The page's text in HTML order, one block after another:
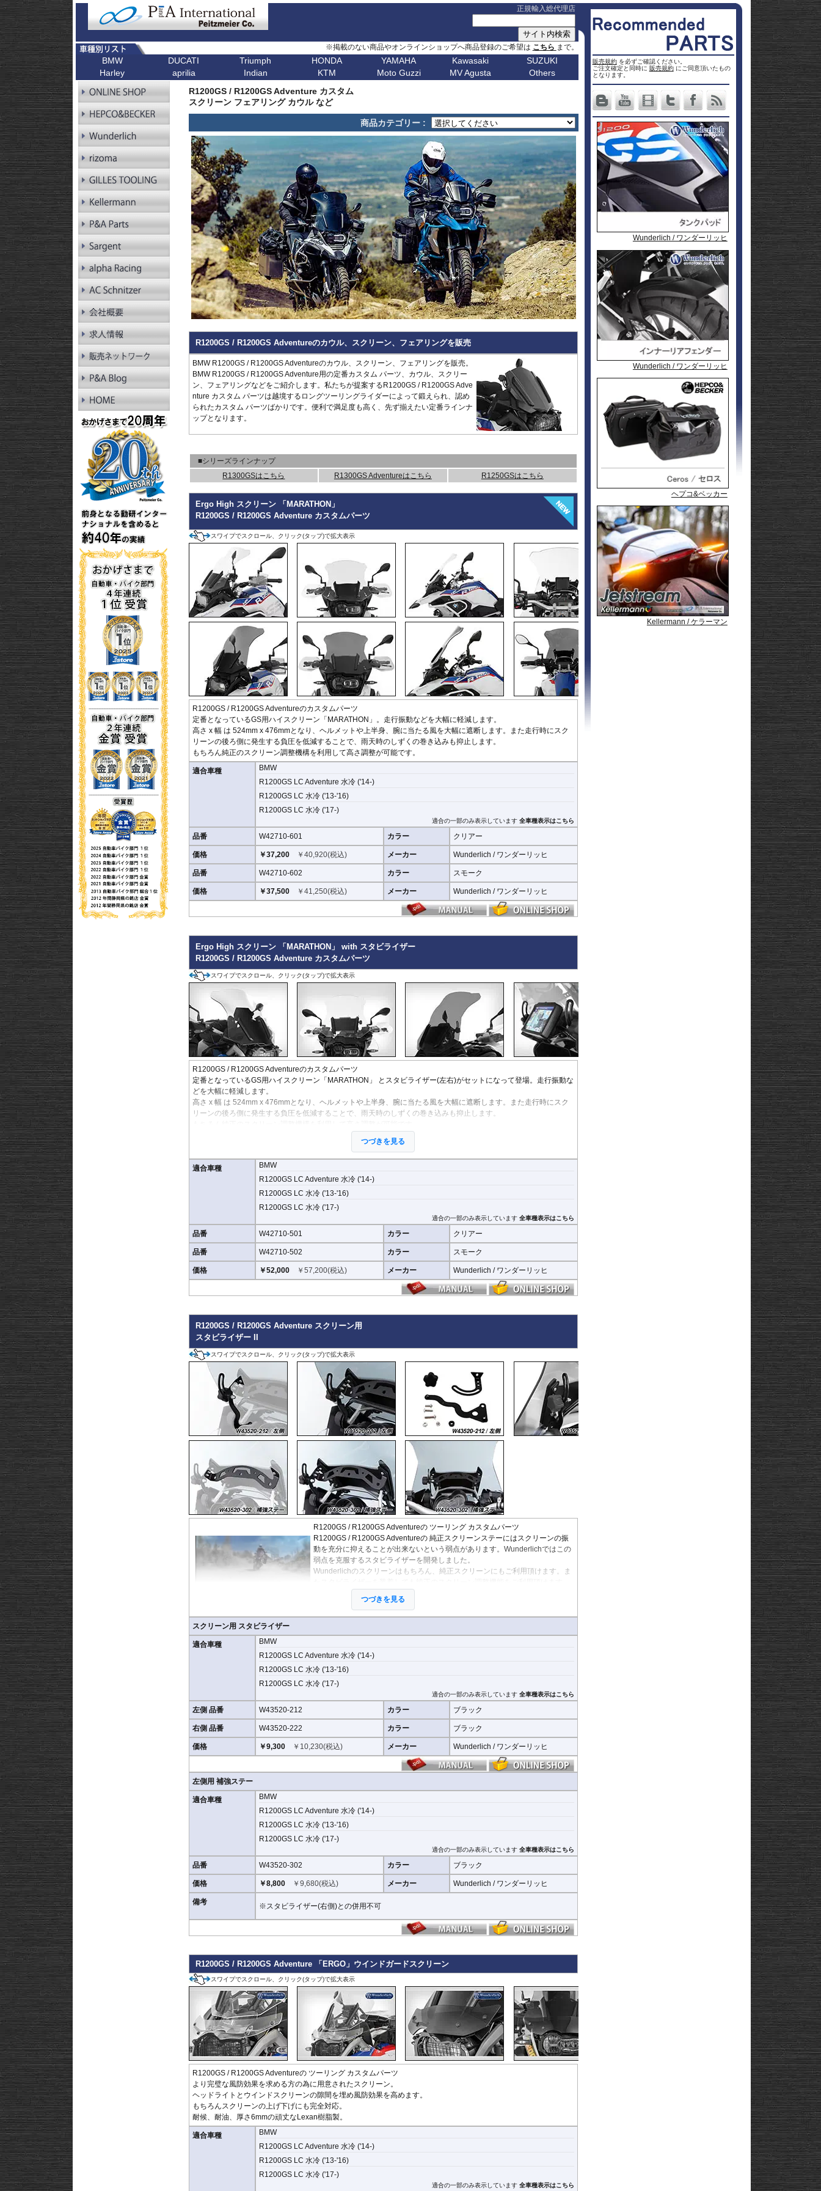
正規輸入総代理店
※掲載のない商品やオンラインショップへ商品登録のご希望は こちら まで。
BMW
R シリーズ
R1300GS
Adventure
R1250GS
Adventure
R18
R18 Classic
R18
R12 nineT
R12S
RnineT Urban G/S
RnineT Scrambler
RnineT Racer
RnineT Pure
R1200GS LC
R1200GS
R1300RT
R1200RT LC
R1300R
R1200R LC
R1300RS
R1250RS
R1200RS LC
F シリーズ
F900GS
F800GS 24-
F800GS -18
F700GS
K シリーズ
K1600GT/GTL
K1600B
K1300S
K1200S
K1300GT
K1200GT
K1200LT
G シリーズ
G310GS
G310R
S シリーズ
S1000R 21-
S1000R -20
S1000XR 20-
S1000XR -19
M1000RR 23-
M1000RR 21-22
M1000R
M1000XR
C シリーズ
C400GT
C400X
CE 04
CE 02
その他
R1150R/Rockster
R1150GS/Adventure
HP2 Megamoto
HP2 Sport
R80 / 100GS
R2V Boxer / OHV
Classic
DUCATI
ピックアップ
Scrambler 1100
Multistrada V4
車種名
デザートX
モンスター V2
モンスター937
モンスター
ムルティストラーダ V4
パニガーレ
DesertX
Diavel
X Diavel
Hypermotard V2
Hypermotard 1100
Hypermotard 950
Hypermotard 939
Hypermotard 821
Hypermotard 796
Hypermotard 698 Mono
Hyperstrada 821
Monster
Monster V2
Monster 696
Monster 796
Monster 821
Monster 890
Monster 937
Monster 1100 Evo
Monster 1100 S
Monster 1200
Multistrada 1260/S
Multistrada V4
Scrambler Sixty2
StreetFighter
SuperSport 950
Triumph
ピックアップ
Bonneville T120
Tiger 900
Scrambler 900
StreetTriple
Scrambler 400X
Scrambler 400XC
Speed 400
Tracker 400
車種名
ボンネビルスピードマスター
スピード400
スピードトリプル 1200
スピードトリプル 1050
スピードツイン900
スピードツイン1200
ストリートトリプル
ストリートツイン
スクランブラー 400X
スクランブラー 400XC
スクランブラー 900
スクランブラー 1200
トライデント660
トライデント800
トラッカー400
デイトナ660
Bonneville America
Bonneville Bobber
Bonneville Speedmaster
Bonneville T100
Bonneville T120
Bonneville
Daytona 660
Daytona 675
ROCKET 3
Scrambler 400X
Scrambler 400XC
Speed Triple 1200
Speed Twin 900
Thruxton 1200/R
Tiger 1200 GT
Tiger 1200 Rally
Tiger 1200 XR/XC
Tiger 1200 Explorer
Tiger Sport 660
Tracker 400
Trident 660
Trident 800
その他
HONDA
ピックアップ
NX400 / NX500
400X / CB500X
CB1000R
CB250R
CB1000 Hornet
CB750 Hornet
REBEL 1100
NT1100
CL500
CL250
XL750 Transalp
車種名
レブル 250
レブル 500
レブル 1100
グロム
ファイヤーブレード
XL750 トランザルプ
NX400 / NX500
400X / CB500X
AfricaTwin 1000
AfricaTwin 1100
CB125F
CB400F/CB500F
CB650F
CB1000F
CB125R
CB250R/CB300R
CB650R
CB1000R
CB500 Hornet
CB750 Hornet
CB1000 Hornet
CB1000GT
CB1100
CB1100 EX
CB1100 RS
CB1300
CBF1000
CBR400R/CBR500R
CRF250 RALLY
CRF1000L AfricaTwin
CRF1100L AfricaTwin
Crossrunner
Crosstourer
CTX700N
Dax125
FORZA 750
GB350S
GROM MSX125
Monkey125
NC700S
NC750S
NC750X 21-
NC750X -20
NT1100
NX400 / NX500
PCX 125
REBEL 500
VFR1200X Crosstourer
X-ADV 21-
X-ADV -20
XL750 Transalp
その他
YAMAHA
ピックアップ
XSR900GP
Tracer 9/GT
MT-07 25-
Tenere700
XSR700
YZF-R1 15-
YZF-R7
MT-03 / MT-25
XSR125
T-MAX560/TECH MAX
車種名
スーパーテネレ
BOLT
FJR1300
FZ1/Fazer
FZ6/Fazer
FZ8/Fazer
MT-01
MT-125
MT-03 / MT-25
MT-07 25-
MT-07 21-24
MT-07 -20
MT-09 24-
MT-09 21-23
MT-09 -20
MT-09 Tracer
MT-10
NIKEN/GT
R1 15-
R1 -14
R15
R7
SCR950
SR400
Tenere700
T-MAX560/TECH MAX
Tracer 900
XMAX
XSR900GP
XT700Z Tenere700
XT1200Z SuperTenere
YZF-R1 -14
YZF-R125
YZF-R15
YZF-R3 / YZF-R25
YZF-R6
YZF-R7
その他
Kawasaki
ピックアップ
ニンジャ 1100
ニンジャ 500
W800 / W650
W230 / Meguro S1
Eliminator
車種名
ニンジャ 400
ニンジャ 500
ニンジャ 636
ニンジャ 650
ニンジャ 7 ハイブ
リッド
ニンジャ 1000
ニンジャ 1100
ニンジャ H2 SX
ヴェルシス X 250
ヴェルシス 650
ヴェルシス 1000
ヴェルシス 1100
バルカンS
1400GTR
Eliminator
ER6n
ER6f
KLE500
KLR650
Ninja 125
Ninja 250
Ninja 400
Ninja 500
Ninja 636
Ninja 650
Ninja 7 Hybrid
Ninja 1000
Ninja H2 SX
Versys 650
Versys 1100
W800 / W650
Z650/S
Z650RS
Z7 Hybrid
Z750
Z800
Z900RS / cafe
Z1100
ZX-6R
ZZR1400
SUZUKI
ピックア
650
V-Strom
800/DE
V-Strom
250
SV650/X
/ カタナ
GSX-
S1000GT
GSX-
S1000GX
GSX-
S1000/F
GSX-
S125
GSX-8R
GSX-8S
GSX-
8T/TT
車種名
ーム 800
Vストロ
ーム
1000
Vストロ
ーム
1050 23-
Vストロ
ーム
1050 -22
カタナ
隼 21-
隼 -20
Bandit
B-King
DL650 V-
Strom
DL1000
V-Strom
DR-Z4S
DR-Z4SM
Gladius
GSF1250
Bandit
GSF1200
Bandit
GSX1250
GSX1300
Hayabusa
21-
GSX1300
Hayabusa
-20
GSX1300BK
B-King
GSX-
R600
GSX-
S125
GSX-
S750
GSX-8R
GSX-8S
GSX-8T
GSX-8TT
S1000/F
GSX-
-20
KATANA
SFV650
Gladius
SV650/X
SV-7GX
Strom250
V-
Strom800DE
V-
Strom1000
ABS 14-
V-
Strom1050/DE
23-
V-
Strom1050/XT
-22
GN125
Harley
ピックアップ
Pan America
Kellermann ウインカー
車種名
Breakout
Dyna
Fat Bob 18-
Fat Bob -17
FXDR 114
FXDWG Dyna WideGlide
FLSTF Fat Boy
FLSTSB Cross Bones
FXSTC Softail Custom
Pan America
Softail
Softail Slim
Sportster
Street Bob
V-ROD
VRSCDX
VRSCDXA
VRSCD
VRSCX
VRSCAW
VRSCA
VRSCB
XL883
XL1200C
XL1200L
XL1200N
XL1200R
XL1200X Forty-Eight
aprilia
ピックアップ
Mana
RS457
RS660
Shiver
SR GT
Tuareg 660
Tuono 457
Tuono 660
Tuono
Indian
ピックアップ
FTR1200
SCOUT
KTM
ピックアップ
390 Adventure
790 Adventure
890 Adventure
990 Adventure
1050 Adventure
1090 Adventure
1190 Adventure
1290SuperAdv 21-
1290SuperAdv -20
1390SuperAdventure
125 Duke
250 Duke
390 Duke
690 Duke
790 Duke
890 Duke/R
990 Duke
SuperDuke
1290 SuperDuke
1390 SuperDuke
125 Enduro R
390 Enduro R
690 Enduro R
125 SMC R
390 SMC R
690 SMC R
890 SMT
990 Supermoto R
RC8
Moto Guzzi
V100 Mandello
Breva
California
Griso
Nevada
Stelvio V100
Stelvio 1200
V7 21-
V7 / V7II / V7 III
V85TT
V9 Roamer/Bobber
V100 Mandello
MV Agusta
Brutale 800
Brutale 989R
Brutale 1000
Brutale 1078RR
Others
901
Nuda
Vitpilen
701
Enduro
701
Supermoto
Royal
Enfield
Bear 650
Bullet
650
Bullet
350
Bullet -07
Classic
650
Classic
350
Classic
-07
Continental
GT 650
Continental
GT 535
Guerrilla
450
Hunter
350
Himalayan
450
Himalayan
650
Meteor
350
Super
Meteor
650
Scram
411
Shotgun
650
CFMOTO
125NK
450MT
675NK
700MT
800MT/-X
125-C2
Piaggio
Caballero
R1200GS / R1200GS Adventure カスタム
スクリーン フェアリング カウル など
商品カテゴリー :
R1200GS / R1200GS Adventureのカウル、スクリーン、フェアリングを販売
BMW R1200GS / R1200GS Adventureのカウル、スクリーン、フェアリングを販売。
BMW R1200GS / R1200GS Adventure用の定番カスタム パーツ、カウル、スクリー
ン、フェアリングなどをご紹介します。私たちが提案するR1200GS / R1200GS Adve
nture カスタム パーツは越境するロングツーリングライダーによって鍛えられ、認め
られたカスタム パーツばかりです。便利で満足度も高く、先ず揃えたい定番ラインナ
ップとなります。
■シリーズラインナップ
R1300GSはこちら
R1300GS Adventureはこちら R1250GSはこちら
Ergo High スクリーン 「MARATHON」
R1200GS / R1200GS Adventure カスタムパーツ
スワイプでスクロール、クリック(タップ)で拡大表示
R1200GS / R1200GS Adventureのカスタムパーツ
定番となっているGS用ハイスクリーン「MARATHON」。走行振動などを大幅に軽減します。
高さ x 幅 は 524mm x 476mmとなり、ヘルメットや上半身、腕に当たる風を大幅に遮断します。また走行時にスク
リーンの後ろ側に発生する負圧を低減することで、雨天時のしずくの巻き込みも抑止します。
もちろん純正のスクリーン調整機構を利用して高さ調整が可能です。
適合車種
BMW
R1200GS LC Adventure 水冷 ('14-)
R1200GS LC 水冷 ('13-'16)
R1200GS LC 水冷 ('17-)
適合の一部のみ表示しています 全車種表示はこちら
品番 W42710-601 カラー クリアー
価格 ￥37,200 ￥ 40,920(税込) メーカー Wunderlich / ワンダーリッヒ
品番 W42710-602 カラー スモーク
価格 ￥37,500 ￥ 41,250(税込) メーカー Wunderlich / ワンダーリッヒ
Ergo High スクリーン 「MARATHON」 with スタビライザー
R1200GS / R1200GS Adventure カスタムパーツ
スワイプでスクロール、クリック(タップ)で拡大表示
R1200GS / R1200GS Adventureのカスタムパーツ
定番となっているGS用ハイスクリーン「MARATHON」 とスタビライザー(左右)がセットになって登場。走行振動な
どを大幅に軽減します。
高さ x 幅 は 524mm x 476mmとなり、ヘルメットや上半身、腕に当たる風を大幅に遮断します。また走行時にスク
リーンの後ろ側に発生する負圧を低減することで、雨天時のしずくの巻き込みも抑止します。
つづきを見る
適合車種
BMW
R1200GS LC Adventure 水冷 ('14-)
R1200GS LC 水冷 ('13-'16)
R1200GS LC 水冷 ('17-)
適合の一部のみ表示しています 全車種表示はこちら
品番 W42710-501 カラー クリアー
品番 W42710-502 カラー スモーク
価格 ￥52,000 ￥ 57,200(税込) メーカー Wunderlich / ワンダーリッヒ
R1200GS / R1200GS Adventure スクリーン用
スタビライザー II
スワイプでスクロール、クリック(タップ)で拡大表示
R1200GS / R1200GS Adventureの ツーリング カスタムパーツ
R1200GS / R1200GS Adventureの 純正スクリーンステーにはスクリーンの振
動を充分に抑えることが出来ないという弱点があります。Wunderlichではこの
弱点を克服するスタビライザーを開発しました。
Wunderlichのスクリーンはもちろん、純正スクリーンにもご利用頂けます。ま
また左側のスタビライザーに補強ステーを設置することで強固にする補強ステ
ーもラインナップ。※この際、右側のスタビライザーは併用できません。
※左右別売り
つづきを見る
スクリーン用 スタビライザー
適合車種
BMW
R1200GS LC Adventure 水冷 ('14-)
R1200GS LC 水冷 ('13-'16)
R1200GS LC 水冷 ('17-)
適合の一部のみ表示しています 全車種表示はこちら
左側 品番 W43520-212 カラー ブラック
右側 品番 W43520-222 カラー ブラック
価格 ￥9,300 ￥ 10,230(税込) メーカー Wunderlich / ワンダーリッヒ
左側用 補強ステー
適合車種
BMW
R1200GS LC Adventure 水冷 ('14-)
R1200GS LC 水冷 ('13-'16)
R1200GS LC 水冷 ('17-)
適合の一部のみ表示しています 全車種表示はこちら
品番 W43520-302 カラー ブラック
価格 ￥8,800 ￥ 9,680(税込) メーカー Wunderlich / ワンダーリッヒ
備考 ※スタビライザー(右側)との併用不可
R1200GS / R1200GS Adventure 「ERGO」ウインドガードスクリーン
スワイプでスクロール、クリック(タップ)で拡大表示
R1200GS / R1200GS Adventureの ツーリング カスタムパーツ
より完璧な風防効果を求める方の為に用意されたスクリーン。
ヘッドライトとウインドスクリーンの隙間を埋め風防効果を高めます。
もちろんスクリーンの上げ下げにも完全対応。
耐候、耐油、厚さ6mmの頑丈なLexan樹脂製。
適合車種
BMW
R1200GS LC Adventure 水冷 ('14-)
R1200GS LC 水冷 ('13-'16)
R1200GS LC 水冷 ('17-)
適合の一部のみ表示しています 全車種表示はこちら
販売規約を必ずご確認ください。
ご注文確定と同時に 販売規約にご同意頂いたもの
となります。
Wunderlich / ワンダーリッヒ
Wunderlich / ワンダーリッヒ
Wunderlich / ワンダーリッヒ
Wunderlich / ワンダーリッヒ
Wunderlich / ワンダーリッヒ
Wunderlich / ワンダーリッヒ
Wunderlich / ワンダーリッヒ
Wunderlich / ワンダーリッヒ
ヘプコ&ベッカー
ヘプコ&ベッカー
ヘプコ&ベッカー
ヘプコ&ベッカー
ヘプコ&ベッカー
ヘプコ&ベッカー
Kellermann / ケラーマン
Kellermann / ケラーマン
Kellermann / ケラーマン
Kellermann / ケラーマン
Kellermann / ケラーマン